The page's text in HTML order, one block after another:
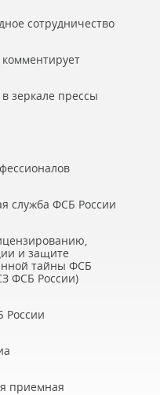
сотрудничество
зеркале прессы
служба ФСБ России
и защите
тайны ФСБ
ФСБ России)
России
приемная